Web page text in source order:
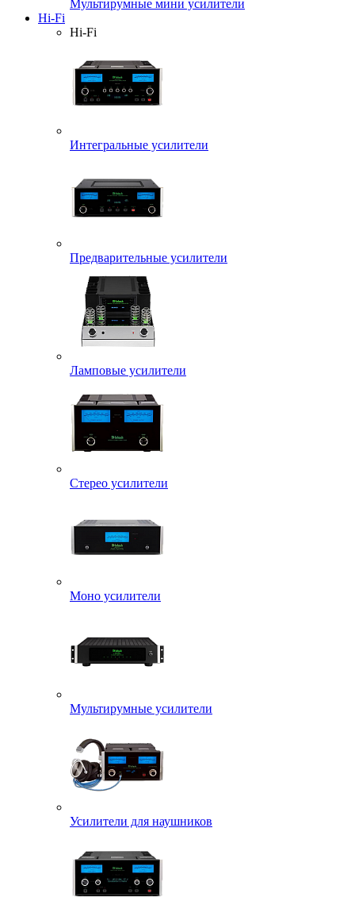
Мультирумные мини усилители
Hi-Fi
Hi-Fi
Интегральные усилители
Предварительные усилители
Ламповые усилители
Стерео усилители
Моно усилители
Мультирумные усилители
Усилители для наушников